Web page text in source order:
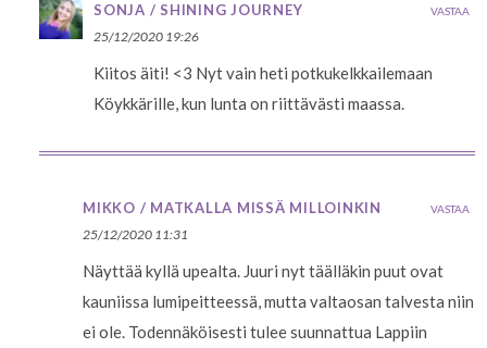
SONJA / SHINING JOURNEY
25/12/2020 19:26
Kiitos äiti! <3 Nyt vain heti potkukelkkailemaan
Köykkärille, kun lunta on riittävästi maassa.
VASTAA
MIKKO / MATKALLA MISSÄ MILLOINKIN
25/12/2020 11:31
Näyttää kyllä upealta. Juuri nyt täälläkin puut ovat
kauniissa lumipeitteessä, mutta valtaosan talvesta niin
ei ole. Todennäköisesti tulee suunnattua Lappiin
VASTAA